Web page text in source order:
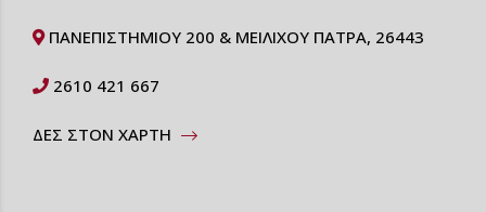
ΠΑΝΕΠΙΣΤΗΜΙΟΥ 200 & ΜΕΙΛΙΧΟΥ ΠΑΤΡΑ, 26443
2610 421 667
ΔΕΣ ΣΤΟΝ ΧΑΡΤΗ